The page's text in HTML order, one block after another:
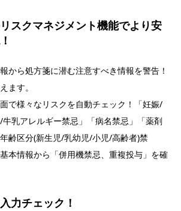
スクマネジメント機能でより安
から処方箋に潜む注意すべき情報を警告！
ます。
で様々なリスクを自動チェック！「妊娠/
乳アレルギー禁忌」「病名禁忌」「薬剤
齢区分(新生児/乳幼児/小児/高齢者)禁
本情報から「併用機禁忌、重複投与」を確
力チェック！